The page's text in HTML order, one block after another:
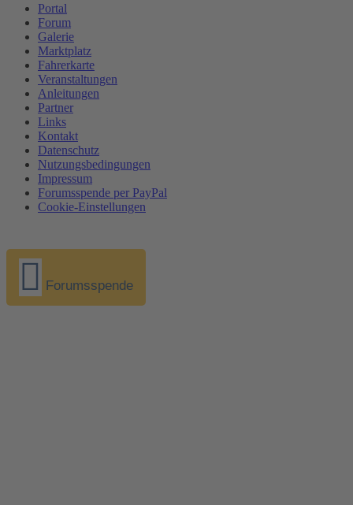
Portal
Forum
Galerie
Marktplatz
Fahrerkarte
Veranstaltungen
Anleitungen
Partner
Links
Kontakt
Datenschutz
Nutzungsbedingungen
Impressum
Forumsspende per PayPal
Cookie-Einstellungen
Forumsspende